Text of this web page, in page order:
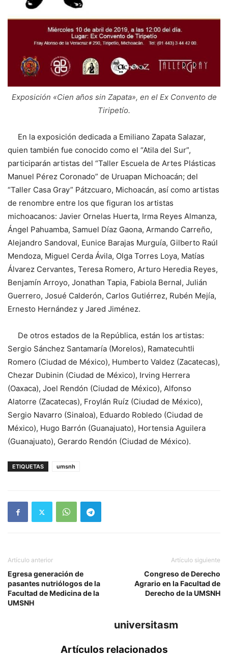
Exposición «Cien años sin Zapata», en el Ex Convento de
Tiripetío.
En la exposición dedicada a Emiliano Zapata Salazar,
quien también fue conocido como el “Atila del Sur”,
participarán artistas del “Taller Escuela de Artes Plásticas
Manuel Pérez Coronado” de Uruapan Michoacán; del
“Taller Casa Gray” Pátzcuaro, Michoacán, así como artistas
de renombre entre los que figuran los artistas
michoacanos: Javier Ornelas Huerta, Irma Reyes Almanza,
Ángel Pahuamba, Samuel Díaz Gaona, Armando Carreño,
Alejandro Sandoval, Eunice Barajas Murguía, Gilberto Raúl
Mendoza, Miguel Cerda Ávila, Olga Torres Loya, Matías
Álvarez Cervantes, Teresa Romero, Arturo Heredia Reyes,
Benjamín Arroyo, Jonathan Tapia, Fabiola Bernal, Julián
Guerrero, Josué Calderón, Carlos Gutiérrez, Rubén Mejía,
Ernesto Hernández y Jared Jiménez.
De otros estados de la República, están los artistas:
Sergio Sánchez Santamaría (Morelos), Ramatecuhtli
Romero (Ciudad de México), Humberto Valdez (Zacatecas),
Chezar Dubinin (Ciudad de México), Irving Herrera
(Oaxaca), Joel Rendón (Ciudad de México), Alfonso
Alatorre (Zacatecas), Froylán Ruíz (Ciudad de México),
Sergio Navarro (Sinaloa), Eduardo Robledo (Ciudad de
México), Hugo Barrón (Guanajuato), Hortensia Aguilera
(Guanajuato), Gerardo Rendón (Ciudad de México).
ETIQUETAS umsnh
Artículo anterior
Egresa generación de
pasantes nutriólogos de la
Facultad de Medicina de la
UMSNH
Artículo siguiente
Congreso de Derecho
Agrario en la Facultad de
Derecho de la UMSNH
universitasm
Artículos relacionados